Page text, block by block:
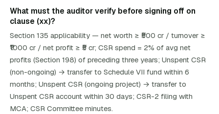
What must the auditor verify before signing off on
clause (xx)?
Section 135 applicability — net worth ≥ ₹500 cr / turnover ≥
₹1000 cr / net profit ≥ ₹5 cr; CSR spend = 2% of avg net
profits (Section 198) of preceding three years; Unspent CSR
(non-ongoing) → transfer to Schedule VII fund within 6
months; Unspent CSR (ongoing project) → transfer to
Unspent CSR account within 30 days; CSR-2 filing with
MCA; CSR Committee minutes.